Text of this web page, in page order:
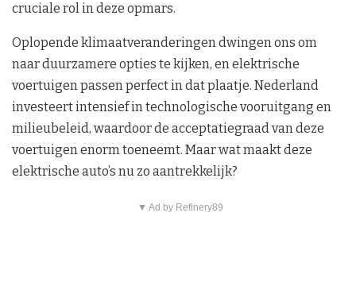
cruciale rol in deze opmars.
Oplopende klimaatveranderingen dwingen ons om
naar duurzamere opties te kijken, en elektrische
voertuigen passen perfect in dat plaatje. Nederland
investeert intensief in technologische vooruitgang en
milieubeleid, waardoor de acceptatiegraad van deze
voertuigen enorm toeneemt. Maar wat maakt deze
elektrische auto’s nu zo aantrekkelijk?
▼ Ad by Refinery89